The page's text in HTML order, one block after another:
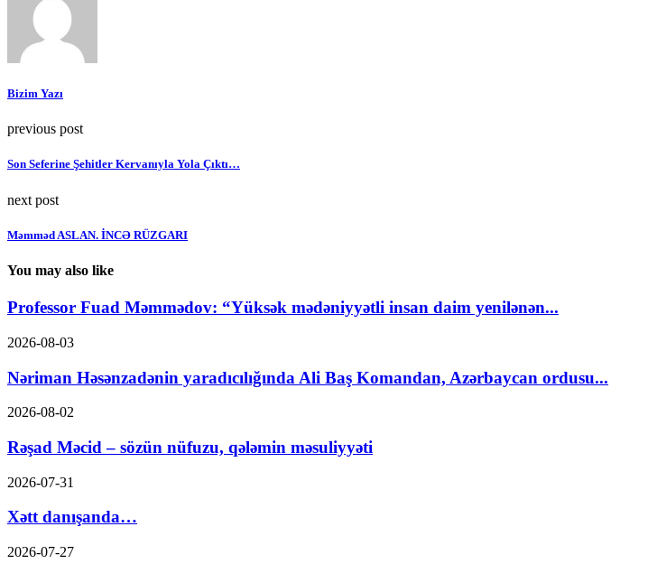
Bizim Yazı
previous post
Son Seferine Şehitler Kervanıyla Yola Çıktı…
next post
Məmməd ASLAN. İNCƏ RÜZGARI
You may also like
Professor Fuad Məmmədov: “Yüksək mədəniyyətli insan daim yenilənən...
2026-08-03
Nəriman Həsənzadənin yaradıcılığında Ali Baş Komandan, Azərbaycan ordusu...
2026-08-02
Rəşad Məcid – sözün nüfuzu, qələmin məsuliyyəti
2026-07-31
Xətt danışanda…
2026-07-27